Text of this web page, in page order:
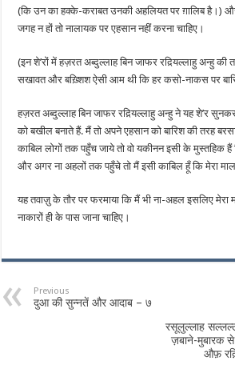
(कि उन का हक्के-कराबत उनकी अहलियत पर ग़ालिब है।)
जगह न हों तो नालायक पर एहसान नहीं करना चाहिए।
(इन शे’रों में हज़रत अब्दुल्लाह बिन जाफर रद़ियल्लाहु अन्हु की
सखावत और बख़्शिश ऐसी आम थी कि हर कसो-नाकस पर
हज़रत अब्दुल्लाह बिन जाफर रद़ियल्लाहु अन्हु ने यह शे’र
को बखील बनाते हैं. मैं तो अपने एहसान को बारिश की तरह
काबिल लोगों तक पहुँच जाये तो वो यकीनन इसी के मुस्तहिक
और अगर ना अहलों तक पहुँचे तो मैं इसी काबिल हूँ कि मेरा
यह तवाज़ु के तौर पर फरमाया कि मैं भी ना-अहल इसलिए मेरा
नाकारों ही के पास जाना चाहिए।
Previous
दुआ की सुन्नतें और आदाब – ७
रसूलुल्लाह
ज़बाने-मुबारक से
औफ़